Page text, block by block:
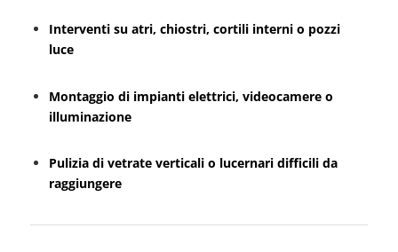
Interventi su atri, chiostri, cortili interni o pozzi
luce
Montaggio di impianti elettrici, videocamere o
illuminazione
Pulizia di vetrate verticali o lucernari difficili da
raggiungere